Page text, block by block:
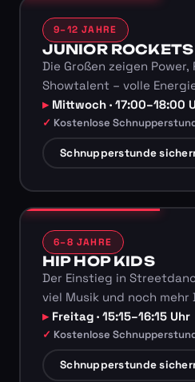
9–12 JAHRE
JUNIOR ROCKETS
Die Großen zeigen
Showtalent – volle
Mittwoch · 17:00–18:00
Kostenlose
Schnupperstunde
6–8 JAHRE
HIP HOP KIDS
Der Einstieg in
viel Musik und noch mehr
Freitag · 15:15–16:15 Uhr
Kostenlose
Schnupperstunde